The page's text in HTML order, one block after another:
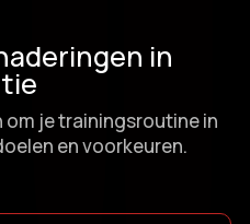
in
om je trainingsroutine in
en voorkeuren.​